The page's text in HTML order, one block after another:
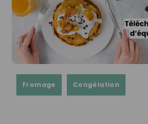
Fromage Congélation